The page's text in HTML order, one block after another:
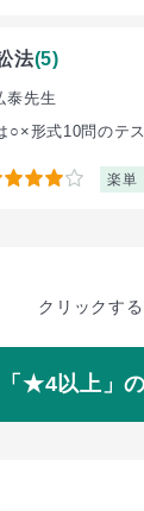
法(5)
泰先生
○×形式10問のテ
楽単
クリックす
★4以上」